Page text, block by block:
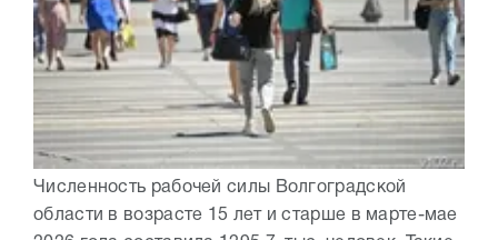
Численность рабочей силы Волгоградской
области в возрасте 15 лет и старше в марте-мае